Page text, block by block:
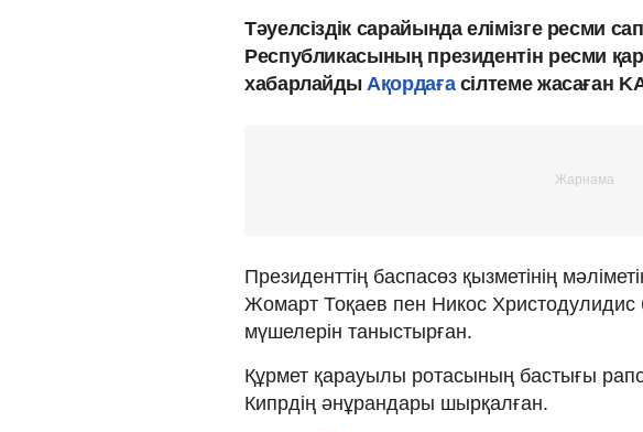
Тәуелсіздік сарайында елімізге ресми
Республикасының президентін ресми
хабарлайдыАқордағасілтеме жасаған
Президенттің баспасөз қызметінің
Жомарт Тоқаев пен Никос Христодулидис
мүшелерін таныстырған.
Құрмет қарауылы ротасының бастығы
Кипрдің әнұрандары шырқалған.